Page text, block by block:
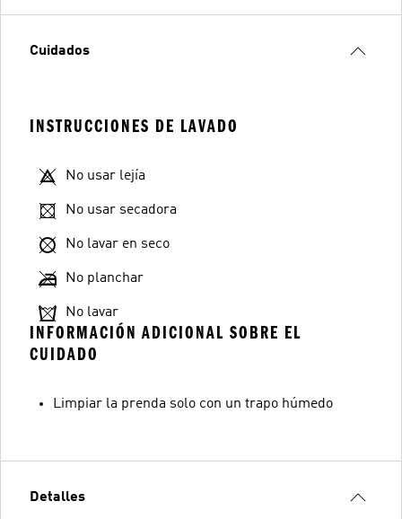
Cuidados
INSTRUCCIONES DE LAVADO
No usar lejía
No usar secadora
No lavar en seco
No planchar
No lavar
INFORMACIÓN ADICIONAL SOBRE EL
CUIDADO
Limpiar la prenda solo con un trapo húmedo
Detalles